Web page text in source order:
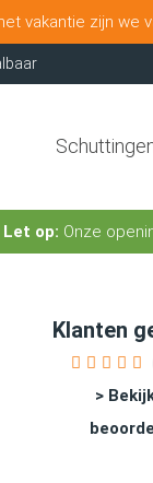
vakantie zijn we
Let op: Onze
Klanten
>